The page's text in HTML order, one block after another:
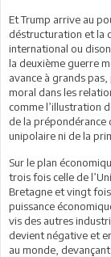
Et Trump arrive au
déstructuration et la
international ou
la deuxième guerre
avance à grands
moral dans les
comme l’illustration
de la prépondérance
unipolaire ni de la
Sur le plan
trois fois celle de
Bretagne et vingt fois
puissance
vis des autres
devient négative et
au monde,